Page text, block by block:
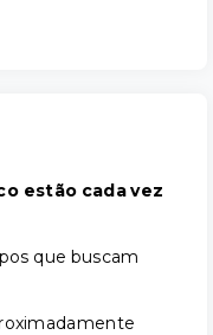
estão cada vez
que buscam